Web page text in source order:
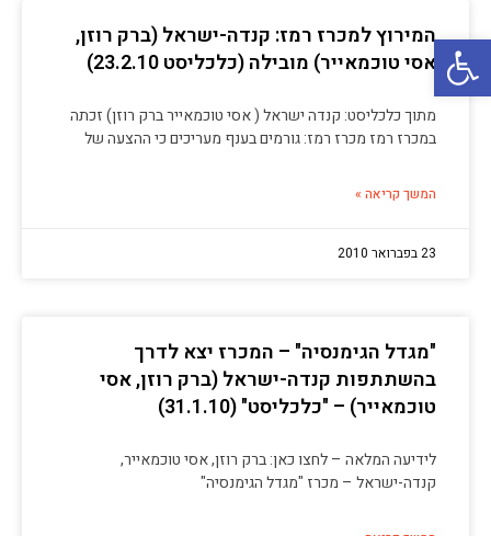
פתח סרגל נגישות
המירוץ למכרז רמז: קנדה-ישראל (ברק רוזן,
אסי טוכמאייר) מובילה (כלכליסט 23.2.10)
מתוך כלכליסט: קנדה ישראל ( אסי טוכמאייר ברק רוזן) זכתה
במכרז רמז מכרז רמז: גורמים בענף מעריכים כי ההצעה של
המשך קריאה »
23 בפברואר 2010
"מגדל הגימנסיה" – המכרז יצא לדרך
בהשתתפות קנדה-ישראל (ברק רוזן, אסי
טוכמאייר) – "כלכליסט" (31.1.10)
לידיעה המלאה – לחצו כאן: ברק רוזן, אסי טוכמאייר,
קנדה-ישראל – מכרז "מגדל הגימנסיה"